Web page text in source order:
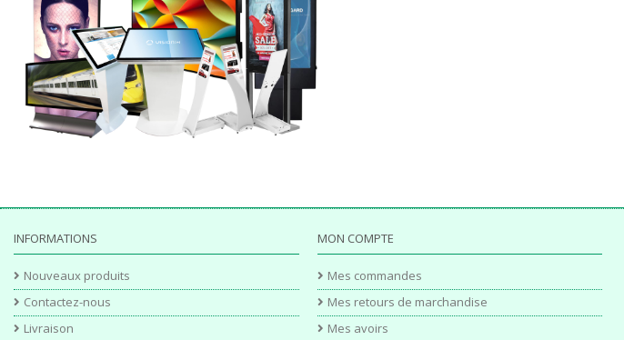
INFORMATIONS
Nouveaux produits
Contactez-nous
Livraison
MON COMPTE
Mes commandes
Mes retours de marchandise
Mes avoirs